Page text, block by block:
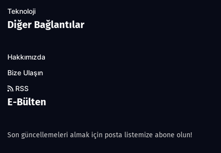
Teknoloji
Diğer Bağlantılar
Hakkımızda
Bize Ulaşın
RSS
E-Bülten
Son güncellemeleri almak için posta listemize abone olun!